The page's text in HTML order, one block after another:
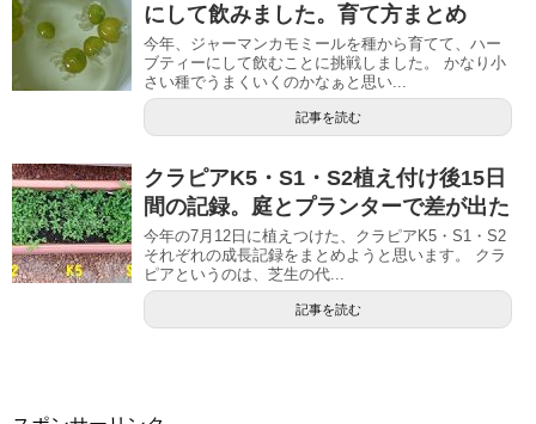
にして飲みました。育て方まとめ
今年、ジャーマンカモミールを種から育てて、ハー
ブティーにして飲むことに挑戦しました。 かなり小
さい種でうまくいくのかなぁと思い...
記事を読む
クラピアK5・S1・S2植え付け後15日
間の記録。庭とプランターで差が出た
今年の7月12日に植えつけた、クラピアK5・S1・S2
それぞれの成長記録をまとめようと思います。 クラ
ピアというのは、芝生の代...
記事を読む